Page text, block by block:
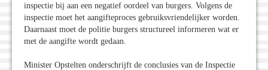
inspectie bij aan een negatief oordeel van burgers. Volgens de
inspectie moet het aangifteproces gebruiksvriendelijker worden.
Daarnaast moet de politie burgers structureel informeren wat er
met de aangifte wordt gedaan.
Minister Opstelten onderschrijft de conclusies van de Inspectie